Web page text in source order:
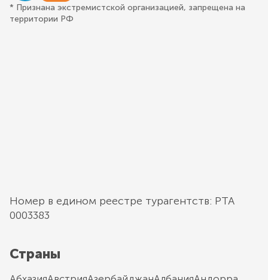
* Признана экстремистской организацией, запрещена на
территории РФ
Номер в едином реестре турагентств: РТА
0003383
Страны